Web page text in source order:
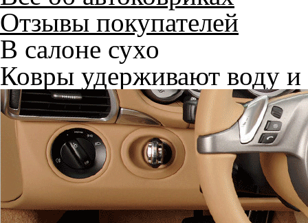
Отзывы покупателей
В салоне сухо
Ковры удерживают воду и